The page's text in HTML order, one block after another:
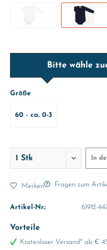
Bitte wähle
Größe
60 - ca. 0-3
In
Merken Fragen zum
Artikel-Nr.: 61912-
Vorteile
Kostenloser Versand* ab €